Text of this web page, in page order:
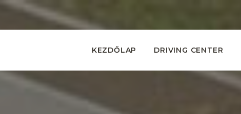
KEZDŐLAP DRIVING CENTER